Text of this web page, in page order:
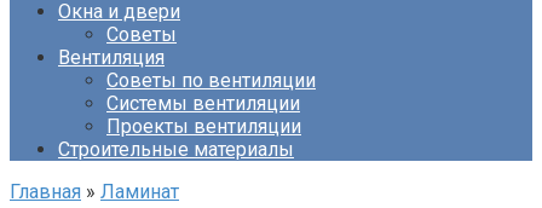
Окна и двери
Советы
Вентиляция
Советы по вентиляции
Системы вентиляции
Проекты вентиляции
Строительные материалы
Главная » Ламинат